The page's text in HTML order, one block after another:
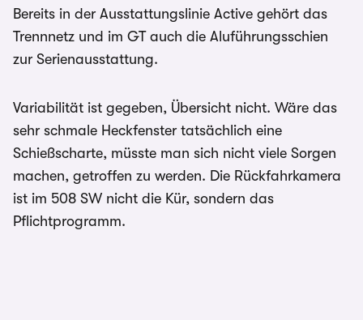
Bereits in der Ausstattungslinie Active gehört das
Trennnetz und im GT auch die Aluführungsschien
zur Serienausstattung.
Variabilität ist gegeben, Übersicht nicht. Wäre das
sehr schmale Heckfenster tatsächlich eine
Schießscharte, müsste man sich nicht viele Sorgen
machen, getroffen zu werden. Die Rückfahrkamera
ist im 508 SW nicht die Kür, sondern das
Pflichtprogramm.